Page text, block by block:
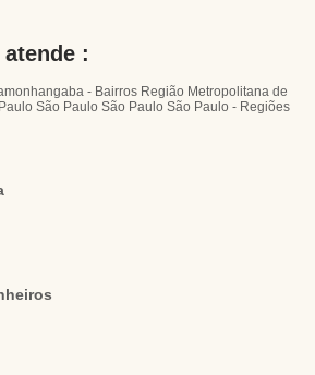
:
- Bairros Região Metropolitana de
São Paulo São PauloSão Paulo - Regiões